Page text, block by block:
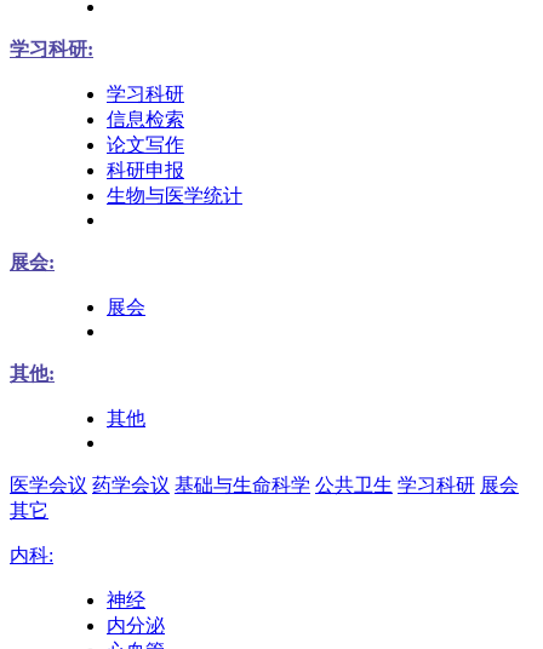
学习科研:
学习科研
信息检索
论文写作
科研申报
生物与医学统计
展会:
展会
其他:
其他
医学会议 药学会议 基础与生命科学 公共卫生 学习科研 展会
其它
内科:
神经
内分泌